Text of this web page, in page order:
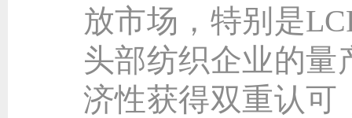
放市场，特别是
头部纺织企业的量
济性获得双重认可